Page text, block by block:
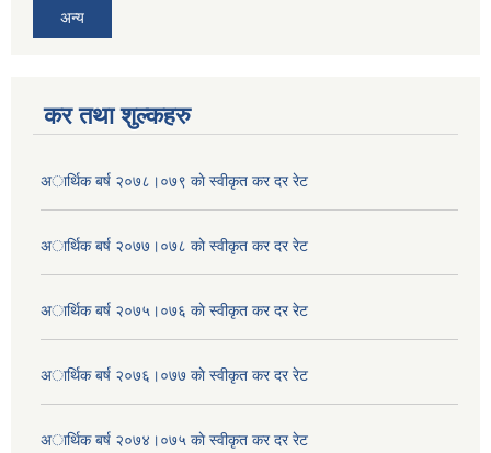
अन्य
कर तथा शुल्कहरु
अार्थिक बर्ष २०७८।०७९ काे स्वीकृत कर दर रेट
अार्थिक बर्ष २०७७।०७८ काे स्वीकृत कर दर रेट
अार्थिक बर्ष २०७५।०७६ काे स्वीकृत कर दर रेट
अार्थिक बर्ष २०७६।०७७ काे स्वीकृत कर दर रेट
अार्थिक बर्ष २०७४।०७५ काे स्वीकृत कर दर रेट